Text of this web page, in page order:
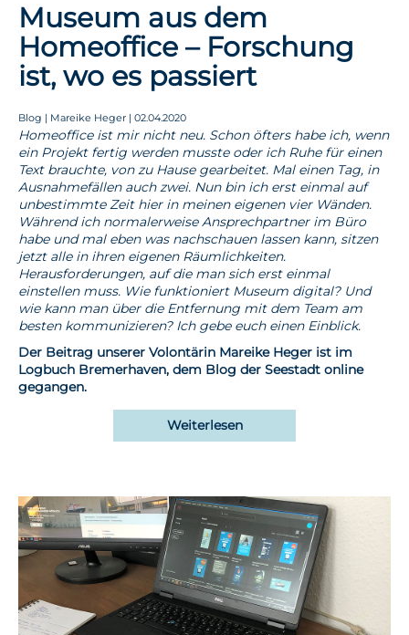
Museum aus dem
Homeoffice – Forschung
ist, wo es passiert
Blog | Mareike Heger | 02.04.2020
Homeoffice ist mir nicht neu. Schon öfters habe ich, wenn
ein Projekt fertig werden musste oder ich Ruhe für einen
Text brauchte, von zu Hause gearbeitet. Mal einen Tag, in
Ausnahmefällen auch zwei. Nun bin ich erst einmal auf
unbestimmte Zeit hier in meinen eigenen vier Wänden.
Während ich normalerweise Ansprechpartner im Büro
habe und mal eben was nachschauen lassen kann, sitzen
jetzt alle in ihren eigenen Räumlichkeiten.
Herausforderungen, auf die man sich erst einmal
einstellen muss. Wie funktioniert Museum digital? Und
wie kann man über die Entfernung mit dem Team am
besten kommunizieren? Ich gebe euch einen Einblick.
Der Beitrag unserer Volontärin Mareike Heger ist im
Logbuch Bremerhaven, dem Blog der Seestadt online
gegangen.
Weiterlesen